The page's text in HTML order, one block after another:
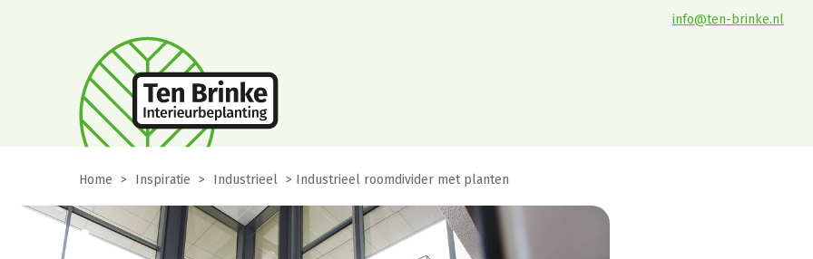
info@ten-brinke.nl
Home > Inspiratie > Industrieel > Industrieel roomdivider met planten